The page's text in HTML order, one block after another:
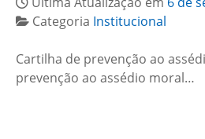
Categoria Institucional
Cartilha de prevenção ao
prevenção ao assédio moral…